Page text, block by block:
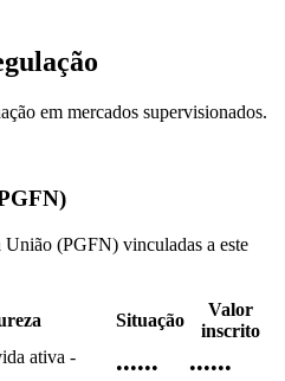
em mercados supervisionados.
(PGFN) vinculadas a este
Situação
Valor
inscrito
ativa -
•••••• ••••••